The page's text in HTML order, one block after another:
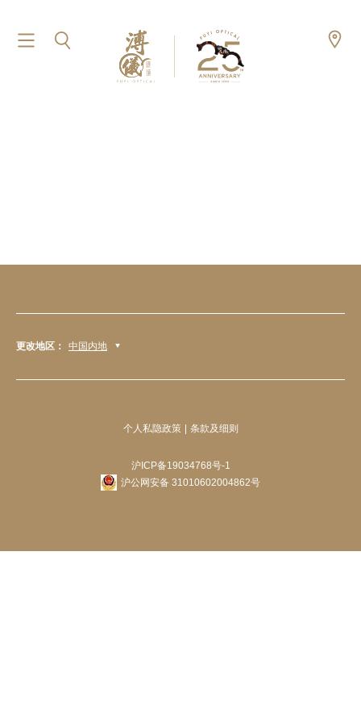
更改地区： 中国内地
个人私隐政策 条款及细则
沪ICP备19034768号-1
沪公网安备 31010602004862号